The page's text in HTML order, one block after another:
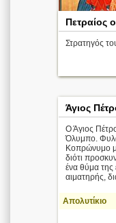
Πετραίος
Στρατηγός
Άγιος
Ο Άγιος
Όλυμπο.
Κοπρώνυμο
διότι
ένα θύμα της
αιματηρής,
Απολυτίκιο